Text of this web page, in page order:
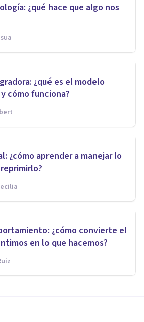
¿qué hace que algo nos
¿qué es el modelo
cómo funciona?
¿cómo aprender a manejar lo
¿cómo convierte el
en lo que hacemos?